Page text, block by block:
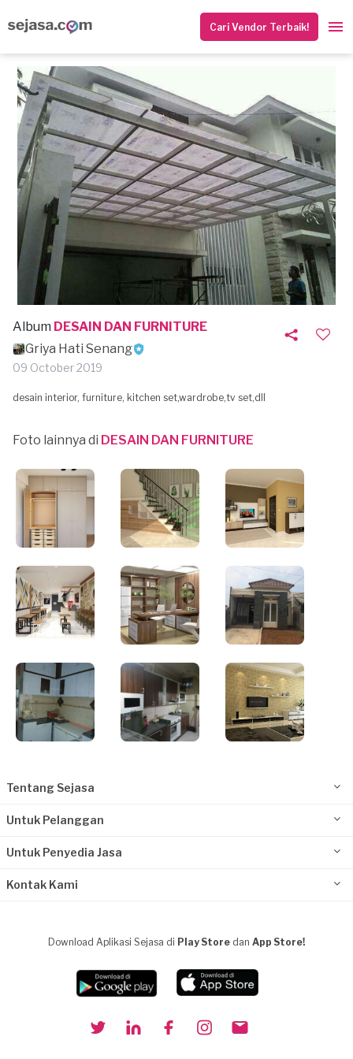
Cari Vendor Terbaik!
Album DESAIN DAN FURNITURE
Griya Hati Senang
09 October 2019
desain interior, furniture, kitchen set,wardrobe,tv set,dll
Foto lainnya di DESAIN DAN FURNITURE
Tentang Sejasa
Untuk Pelanggan
Untuk Penyedia Jasa
Kontak Kami
Download Aplikasi Sejasa di Play Store dan App Store!